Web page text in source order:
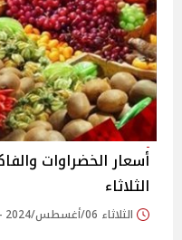
الثلاثاء
الثلاثاء 06/أغسطس/2024 - 09:06 ص